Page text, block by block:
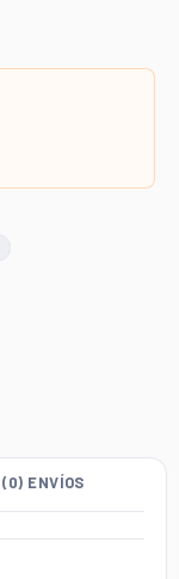
(0) ENVÍOS